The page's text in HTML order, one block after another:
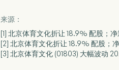
来源：
[1] 北京体育文化折让 18.9% 配股；
[2] 北京体育文化折让 18.9% 配股；
[3] 北京体育文化 (01803) 大幅波动